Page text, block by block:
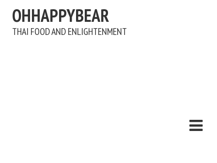
OHHAPPYBEAR
THAI FOOD AND ENLIGHTENMENT